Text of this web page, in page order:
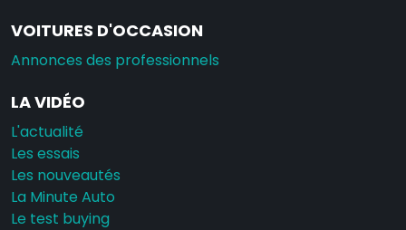
VOITURES D'OCCASION
Annonces des professionnels
LA VIDÉO
L'actualité
Les essais
Les nouveautés
La Minute Auto
Le test buying